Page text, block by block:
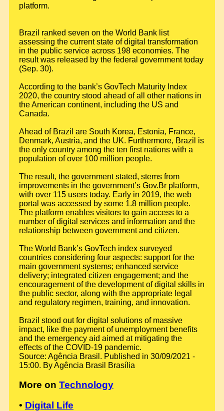
platform.
Brazil ranked seven on the World Bank list
assessing the current state of digital transformation
in the public service across 198 economies. The
result was released by the federal government today
(Sep. 30).
According to the bank’s GovTech Maturity Index
2020, the country stood ahead of all other nations in
the American continent, including the US and
Canada.
Ahead of Brazil are South Korea, Estonia, France,
Denmark, Austria, and the UK. Furthermore, Brazil is
the only country among the ten first nations with a
population of over 100 million people.
The result, the government stated, stems from
improvements in the government’s Gov.Br platform,
with over 115 users today. Early in 2019, the web
portal was accessed by some 1.8 million people.
The platform enables visitors to gain access to a
number of digital services and information and the
relationship between government and citizen.
The World Bank’s GovTech index surveyed
countries considering four aspects: support for the
main government systems; enhanced service
delivery; integrated citizen engagement; and the
encouragement of the development of digital skills in
the public sector, along with the appropriate legal
and regulatory regimen, training, and innovation.
Brazil stood out for digital solutions of massive
impact, like the payment of unemployment benefits
and the emergency aid aimed at mitigating the
effects of the COVID-19 pandemic.
Source: Agência Brasil. Published in 30/09/2021 -
15:00. By Agência Brasil Brasília
More on Technology
• Digital Life